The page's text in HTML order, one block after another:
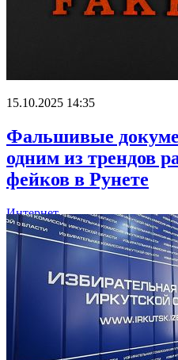
15.10.2025 14:35
Фальшивые
одним из трендов
фейков в Рунете
Интернет